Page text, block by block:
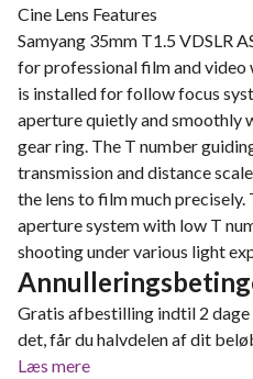
Cine Lens Features
Samyang 35mm T1.5 VDSLR
for professional film and video
is installed for follow focus
aperture quietly and smoothly
gear ring. The T number
transmission and distance
the lens to film much precisely.
aperture system with low T
shooting under various light
Gratis afbestilling indtil 2
det, får du halvdelen af dit
Læs mere